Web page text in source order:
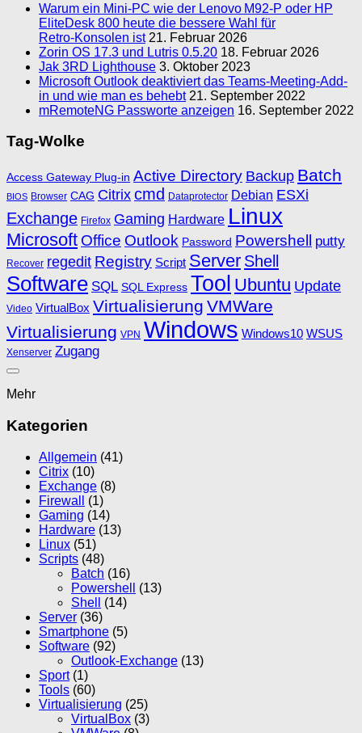
Warum ein Mini‑PC wie der Lenovo M92‑P oder HP
EliteDesk 800 heute die bessere Wahl für
Retro‑Konsolen ist 21. Februar 2026
Zorin OS 17.3 und Lutris 0.5.20 18. Februar 2026
Jak 3RD Lighthouse 3. Oktober 2023
Microsoft Outlook deaktiviert das Teams-Meeting-Add-
in und wie man es behebt 21. September 2022
mRemoteNG Passworte anzeigen 16. September 2022
Tag-Wolke
Access Gateway Plug-in Active Directory Backup Batch
BIOS Browser CAG Citrix cmd Dataprotector Debian ESXi
Exchange Firefox Gaming Hardware Linux
Microsoft Office Outlook Password Powershell putty
Recover regedit Registry Script Server Shell
Software SQL SQL Express Tool Ubuntu Update
Video VirtualBox Virtualisierung VMWare
Virtualisierung VPN Windows Windows10 WSUS
Xenserver Zugang
Mehr
Kategorien
Allgemein (41)
Citrix (10)
Exchange (8)
Firewall
(1)
Gaming (14)
Hardware (13)
Linux (51)
Scripts (48)
Batch (16)
Powershell
(13)
Shell
(14)
Server (36)
Smartphone (5)
Software (92)
Outlook-Exchange (13)
Sport(1)
Tools (60)
Virtualisierung (25)
VirtualBox (3)